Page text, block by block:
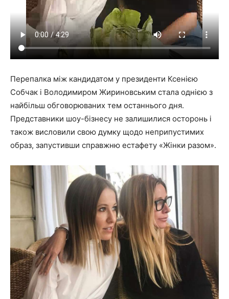
Перепалка між кандидатом у президенти Ксенією
Собчак і Володимиром Жириновським стала однією з
найбільш обговорюваних тем останнього дня.
Представники шоу-бізнесу не залишилися осторонь і
також висловили свою думку щодо неприпустимих
образ, запустивши справжню естафету «Жінки разом».